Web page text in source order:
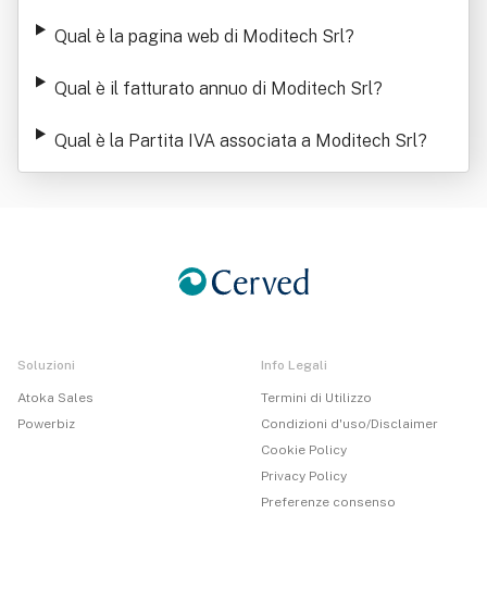
Qual è la pagina web di Moditech Srl?
Qual è il fatturato annuo di Moditech Srl?
Qual è la Partita IVA associata a Moditech Srl?
Soluzioni
Atoka Sales
Powerbiz
Info Legali
Termini di Utilizzo
Condizioni d'uso/Disclaimer
Cookie Policy
Privacy Policy
Preferenze consenso